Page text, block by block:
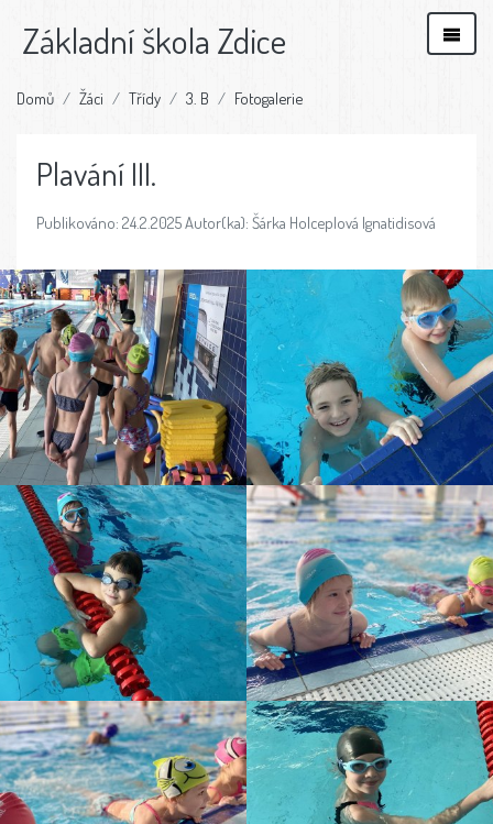
Základní škola Zdice
Domů Žáci Třídy 3. B Fotogalerie
Plavání III.
Publikováno: 24.2.2025 Autor(ka): Šárka Holceplová Ignatidisová